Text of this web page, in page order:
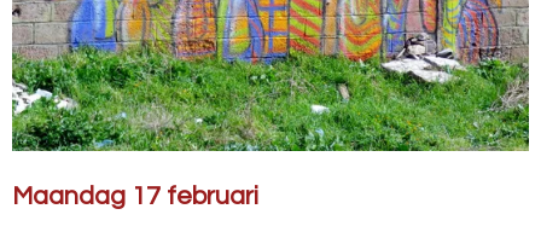
Maandag 17 februari